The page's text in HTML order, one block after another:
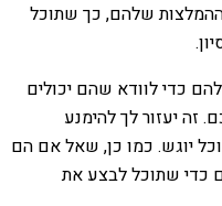
ההמלצות שלהם, כך שתוכל
כדי לוודא שהם יכולים
יעזור לך להימנע
יוגש. כמו כן, שאל אם הם
כדי שתוכל לבצע את